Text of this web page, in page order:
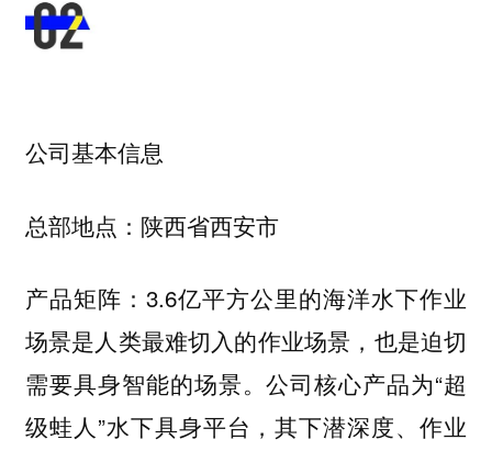
公司基本信息
总部地点： 陕西省西安市
产品矩阵： 3.6亿平方公里的海洋水下作业
场景是人类最难切入的作业场景，也是迫切
需要具身智能的场景。公司核心产品为“超
级蛙人”水下具身平台，其下潜深度、作业